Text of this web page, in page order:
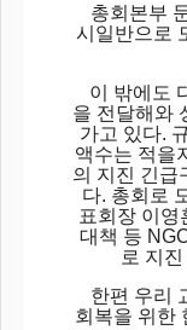
총회본부
시일반으로
이 밖에도
을 전달해와
가고 있다.
액수는 적을
의 지진 긴급
다. 총회로
표회장 이영
대책 등
로 지
한편 우리
회복을 위한